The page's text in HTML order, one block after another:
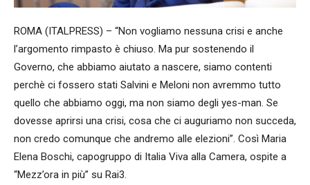
ROMA (ITALPRESS) – “Non vogliamo nessuna crisi e anche
l’argomento rimpasto è chiuso. Ma pur sostenendo il
Governo, che abbiamo aiutato a nascere, siamo contenti
perchè ci fossero stati Salvini e Meloni non avremmo tutto
quello che abbiamo oggi, ma non siamo degli yes-man. Se
dovesse aprirsi una crisi, cosa che ci auguriamo non succeda,
non credo comunque che andremo alle elezioni”. Così Maria
Elena Boschi, capogruppo di Italia Viva alla Camera, ospite a
“Mezz’ora in più” su Rai3.